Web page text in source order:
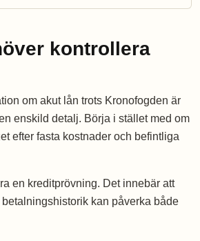
kontrollera
om akut lån trots Kronofogden är
enskild detalj. Börja i stället med om
efter fasta kostnader och befintliga
en kreditprövning. Det innebär att
kan påverka både